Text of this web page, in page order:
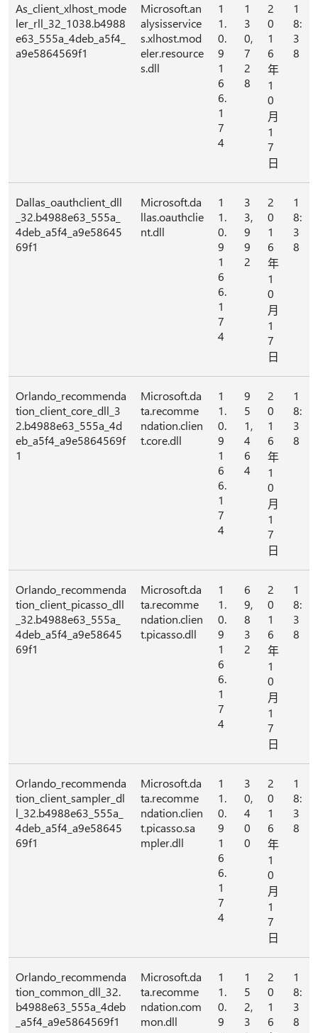
As_client_xlhost_mode
ler_rll_32_1038.b4988
e63_555a_4deb_a5f4_
a9e5864569f1
Microsoft.an
alysisservice
s.xlhost.mod
eler.resource
s.dll
1
1.
0.
9
1
6
6.
1
7
4
1
3
0,
7
2
8
2
0
1
6
年
1
0
月
1
7
日
1
8:
3
8
Dallas_oauthclient_dll
_32.b4988e63_555a_
4deb_a5f4_a9e58645
69f1
Microsoft.da
llas.oauthclie
nt.dll
1
1.
0.
9
1
6
6.
1
7
4
3
3,
9
9
2
2
0
1
6
年
1
0
月
1
7
日
1
8:
3
8
Orlando_recommenda
tion_client_core_dll_3
2.b4988e63_555a_4d
eb_a5f4_a9e5864569f
1
Microsoft.da
ta.recomme
ndation.clien
t.core.dll
1
1.
0.
9
1
6
6.
1
7
4
9
5
1,
4
6
4
2
0
1
6
年
1
0
月
1
7
日
1
8:
3
8
Orlando_recommenda
tion_client_picasso_dll
_32.b4988e63_555a_
4deb_a5f4_a9e58645
69f1
Microsoft.da
ta.recomme
ndation.clien
t.picasso.dll
1
1.
0.
9
1
6
6.
1
7
4
6
9,
8
3
2
2
0
1
6
年
1
0
月
1
7
日
1
8:
3
8
Orlando_recommenda
tion_client_sampler_dl
l_32.b4988e63_555a_
4deb_a5f4_a9e58645
69f1
Microsoft.da
ta.recomme
ndation.clien
t.picasso.sa
mpler.dll
1
1.
0.
9
1
6
6.
1
7
4
3
0,
4
0
0
2
0
1
6
年
1
0
月
1
7
日
1
8:
3
8
Orlando_recommenda
tion_common_dll_32.
b4988e63_555a_4deb
_a5f4_a9e5864569f1
Microsoft.da
ta.recomme
ndation.com
mon.dll
1
1.
0.
9
1
5
2,
3
2
0
1
6
1
8:
3
8